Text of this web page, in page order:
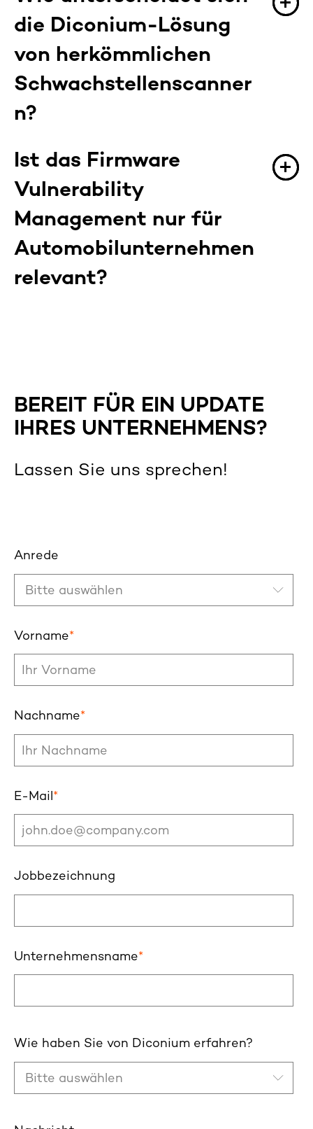
die Diconium-Lösung
von herkömmlichen
Schwachstellenscanner
n?
Ist das Firmware
Vulnerability
Management nur für
Automobilunternehmen
relevant?
BEREIT FÜR EIN UPDATE
IHRES UNTERNEHMENS?
Lassen Sie uns sprechen!
Anrede
Vorname*
Nachname*
E-Mail*
Jobbezeichnung
Unternehmensname*
Wie haben Sie von Diconium erfahren?